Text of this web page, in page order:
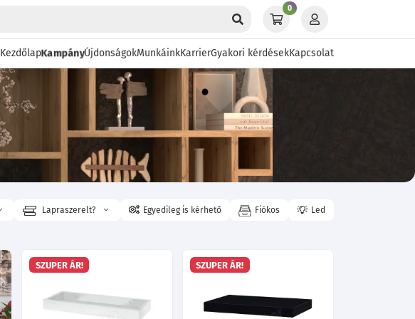
0
KezdőlapKampányÚjdonságokMunkáinkKarrierGyakori kérdésekKapcsolat
Lapraszerelt? Egyedileg is kérhető Fiókos Led
SZUPER ÁR! SZUPER ÁR!